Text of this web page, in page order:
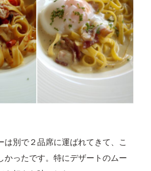
は別で２品席に運ばれてきて、こ
かったです。特にデザートのムー